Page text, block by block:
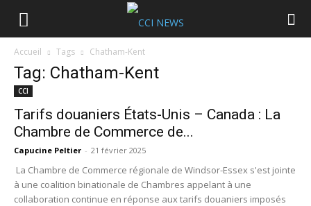
Accueil Tags Chatham-Kent
Tag: Chatham-Kent
CCI
Tarifs douaniers États-Unis – Canada : La
Chambre de Commerce de...
Capucine Peltier - 21 février 2025
La Chambre de Commerce régionale de Windsor-Essex s'est jointe
à une coalition binationale de Chambres appelant à une
collaboration continue en réponse aux tarifs douaniers imposés